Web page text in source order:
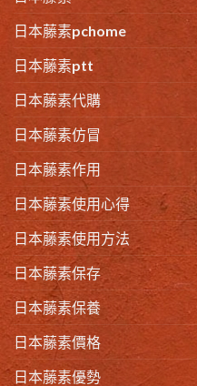
日本藤素pchome
日本藤素ptt
日本藤素代購
日本藤素仿冒
日本藤素作用
日本藤素使用心得
日本藤素使用方法
日本藤素保存
日本藤素保養
日本藤素價格
日本藤素優勢